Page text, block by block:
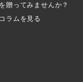
贈ってみませんか？
ラムを見る